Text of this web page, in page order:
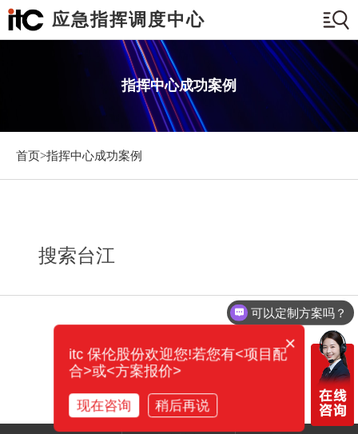
应急指挥调度中心
指挥中心成功案例
首页>指挥中心成功案例
搜索台江
可以定制方案吗？
×
itc 保伦股份欢迎您!若您有<项目配
合>或<方案报价>
现在咨询 稍后再说